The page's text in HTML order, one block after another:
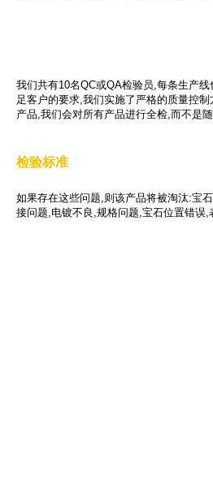
我们共有10名QC或QA检验员,每条生产
足客户的要求,我们实施了严格的质量控
产品,我们会对所有产品进行全检,而不是
检验标准
如果存在这些问题,则该产品将被淘汰:宝
接问题,电镀不良,规格问题,宝石位置错误,